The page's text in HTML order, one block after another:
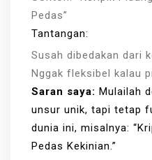
Pedas”
Tantangan:
Susah dibedakan dari
Nggak fleksibel kalau
Saran saya: Mulailah
unsur unik, tapi tetap
dunia ini, misalnya:
Pedas Kekinian.”